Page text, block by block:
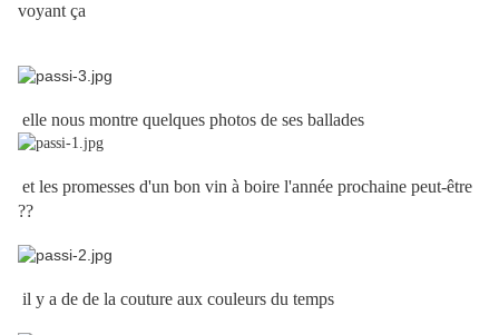
voyant ça
elle nous montre quelques photos de ses ballades
et les promesses d'un bon vin à boire l'année prochaine peut-être
??
il y a de de la couture aux couleurs du temps